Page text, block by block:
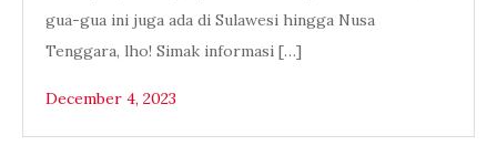
gua-gua ini juga ada di Sulawesi hingga Nusa
Tenggara, lho! Simak informasi […]
December 4, 2023